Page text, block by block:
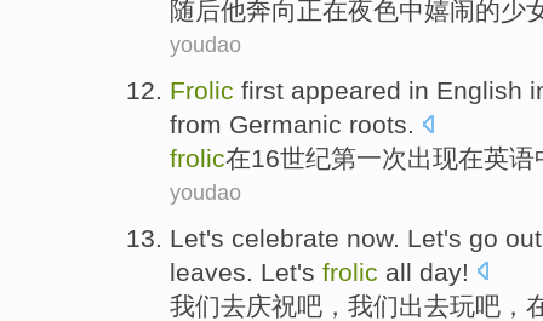
随后他奔向正在夜色中嬉闹的少
youdao
Frolic first appeared in English
from Germanic roots.
frolic在16世纪第一次出现在英语
youdao
Let's celebrate now. Let's go out
leaves . Let's frolic all day!
我们去庆祝吧 ，我们出去玩吧 ，